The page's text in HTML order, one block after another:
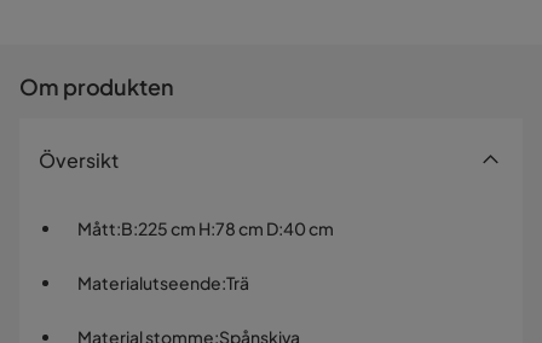
Om produkten
Översikt
Mått:B:225 cm H:78 cm D:40 cm
Materialutseende:Trä
Material stomme:Spånskiva